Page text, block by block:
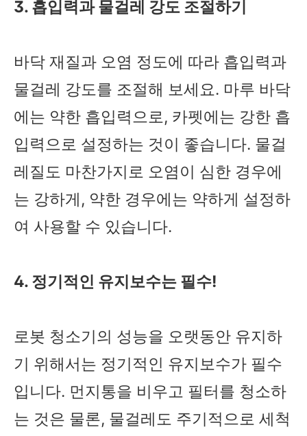
3. 흡입력과 물걸레 강도 조절하기
바닥 재질과 오염 정도에 따라 흡입력과
물걸레 강도를 조절해 보세요. 마루 바닥
에는 약한 흡입력으로, 카펫에는 강한 흡
입력으로 설정하는 것이 좋습니다. 물걸
레질도 마찬가지로 오염이 심한 경우에
는 강하게, 약한 경우에는 약하게 설정하
여 사용할 수 있습니다.
4. 정기적인 유지보수는 필수!
로봇 청소기의 성능을 오랫동안 유지하
기 위해서는 정기적인 유지보수가 필수
입니다. 먼지통을 비우고 필터를 청소하
는 것은 물론, 물걸레도 주기적으로 세척